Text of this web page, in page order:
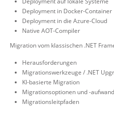
Deployment in Docker-Container
Deployment in die Azure-Cloud
Native AOT-Compiler
Migration vom klassischen .NET
Herausforderungen
Migrationswerkzeuge / .NET
KI-basierte Migration
Migrationsoptionen und -
Migrationsleitpfaden